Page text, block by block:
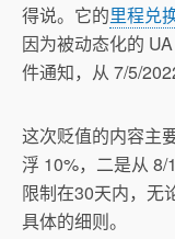
得说。它的里程兑
因为被动态化的
件通知，从 7/5/
这次贬值的内容主
浮 10%，二是从 8/
限制在30天内，无
具体的细则。